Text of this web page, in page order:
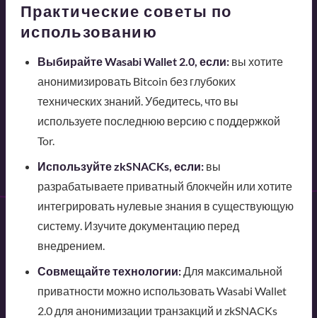
Практические советы по
использованию
Выбирайте Wasabi Wallet 2.0, если:вы хотите
анонимизировать Bitcoin без глубоких
технических знаний. Убедитесь, что вы
используете последнюю версию с поддержкой
Tor.
Используйте zkSNACKs, если:вы
разрабатываете приватный блокчейн или хотите
интегрировать нулевые знания в существующую
систему. Изучите документацию перед
внедрением.
Совмещайте технологии:Для максимальной
приватности можно использовать Wasabi Wallet
2.0 для анонимизации транзакций и zkSNACKs